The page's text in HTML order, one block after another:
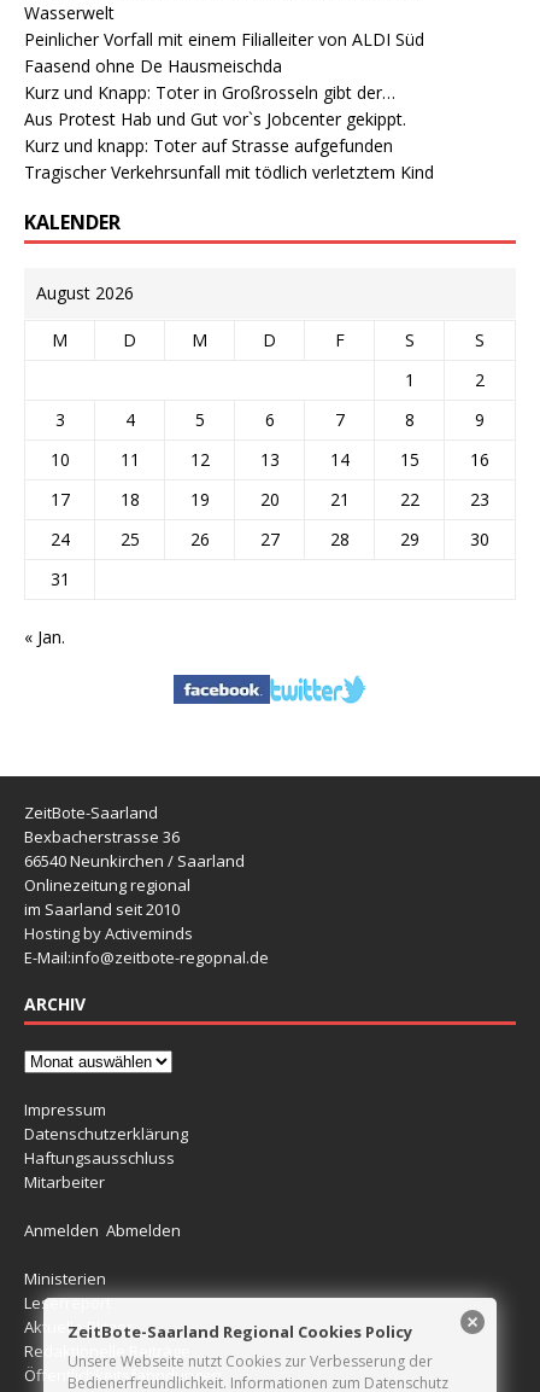
Wasserwelt
Peinlicher Vorfall mit einem Filialleiter von ALDI Süd
Faasend ohne De Hausmeischda
Kurz und Knapp: Toter in Großrosseln gibt der…
Aus Protest Hab und Gut vor`s Jobcenter gekippt.
Kurz und knapp: Toter auf Strasse aufgefunden
Tragischer Verkehrsunfall mit tödlich verletztem Kind
KALENDER
August 2026
M D M D F S
S
1
2
3
4 5 6 7 8
9
10
11 12 13 14 15
16
17
18 19 20 21 22
23
24
25 26 27 28 29
30
31
« Jan.
ZeitBote-Saarland
Bexbacherstrasse 36
66540 Neunkirchen / Saarland
Onlinezeitung regional
im Saarland seit 2010
Hosting by Activeminds
E-Mail:info@zeitbote-regopnal.de
ARCHIV
Impressum
Datenschutzerklärung
Haftungsausschluss
Mitarbeiter
Anmelden Abmelden
Ministerien
Leserreport
Aktuelle Blitzer
Redaktionelle Beiträge
Öffentlichkeitsfahndungen
ZeitBote-Saarland Regional Cookies Policy
Unsere Webseite nutzt Cookies zur Verbesserung der
Bedienerfreundlichkeit. Informationen zum Datenschutz